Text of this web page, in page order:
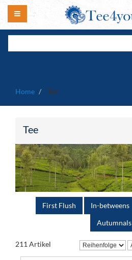
Home Tee
Tee
First Flush In-betweens
Autumnals
211 Artikel